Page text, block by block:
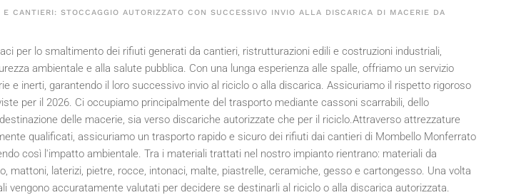
CANTIERI: STOCCAGGIO AUTORIZZATO CON SUCCESSIVO INVIO ALLA DISCARICA DI MACERIE DA
per lo smaltimento dei rifiuti generati da cantieri, ristrutturazioni edili e costruzioni industriali,
ambientale e alla salute pubblica. Con una lunga esperienza alle spalle, offriamo un servizio
e inerti, garantendo il loro successivo invio al riciclo o alla discarica. Assicuriamo il rispetto rigoroso
per il 2026. Ci occupiamo principalmente del trasporto mediante cassoni scarrabili, dello
delle macerie, sia verso discariche autorizzate che per il riciclo.Attraverso attrezzature
qualificati, assicuriamo un trasporto rapido e sicuro dei rifiuti dai cantieri di Mombello Monferrato
così l'impatto ambientale. Tra i materiali trattati nel nostro impianto rientrano: materiali da
mattoni, laterizi, pietre, rocce, intonaci, malte, piastrelle, ceramiche, gesso e cartongesso. Una volta
vengono accuratamente valutati per decidere se destinarli al riciclo o alla discarica autorizzata.